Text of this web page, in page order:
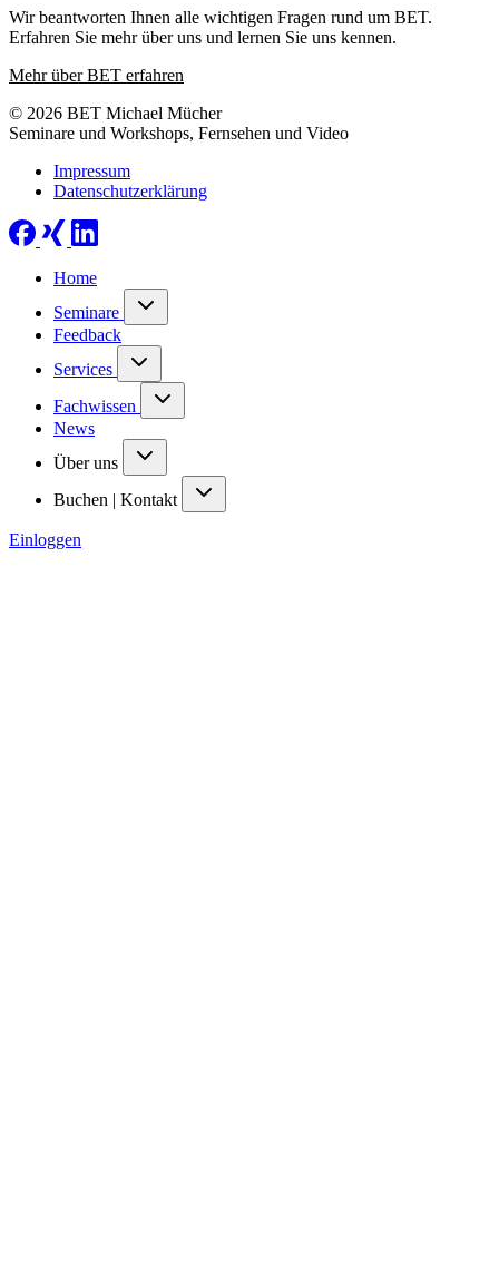
Wir beantworten Ihnen alle wichtigen Fragen rund um BET.
Erfahren Sie mehr über uns und lernen Sie uns kennen.
Mehr über BET erfahren
© 2026 BET Michael Mücher
Seminare und Workshops, Fernsehen und Video
Impressum
Datenschutzerklärung
Home
Seminare
Feedback
Services
Fachwissen
News
Über uns
Buchen | Kontakt
Einloggen